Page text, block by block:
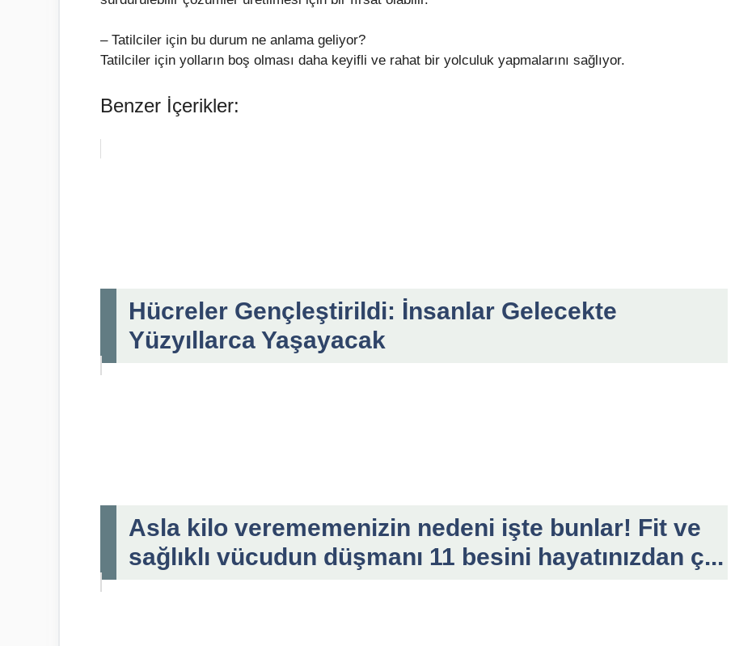
– Tatilciler için bu durum ne anlama geliyor?
Tatilciler için yolların boş olması daha keyifli ve rahat bir yolculuk yapmalarını sağlıyor.
Benzer İçerikler:
Hücreler Gençleştirildi: İnsanlar Gelecekte
Yüzyıllarca Yaşayacak
Asla kilo verememenizin nedeni işte bunlar! Fit ve
sağlıklı vücudun düşmanı 11 besini hayatınızdan ç...